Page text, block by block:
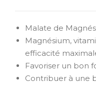
Malate de
Magnésium,
efficacité
Favoriser un bon
Contribuer à une